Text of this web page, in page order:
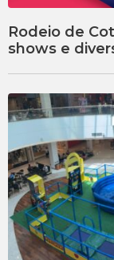
Rodeio de
shows e